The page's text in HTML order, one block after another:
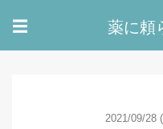
☰ 薬に頼
2021/09/28